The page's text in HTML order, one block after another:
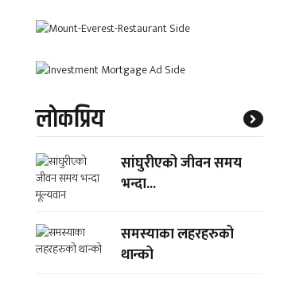
लाेकप्रिय
सांघुरीएको जीवन समय
भन्दा...
समस्याका लहरहरुको
थान्को